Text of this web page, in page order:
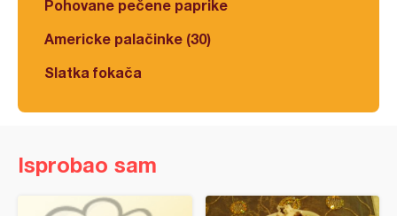
Pohovane pečene paprike
Americke palačinke (30)
Slatka fokača
Isprobao sam